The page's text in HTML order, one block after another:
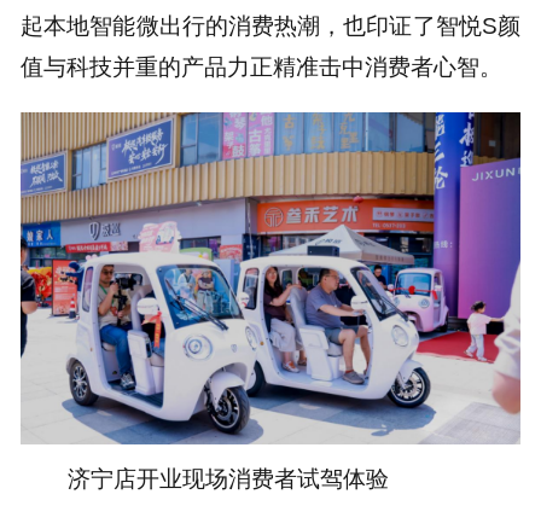
起本地智能微出行的消费热潮，也印证了智悦S颜
值与科技并重的产品力正精准击中消费者心智。
济宁店开业现场消费者试驾体验